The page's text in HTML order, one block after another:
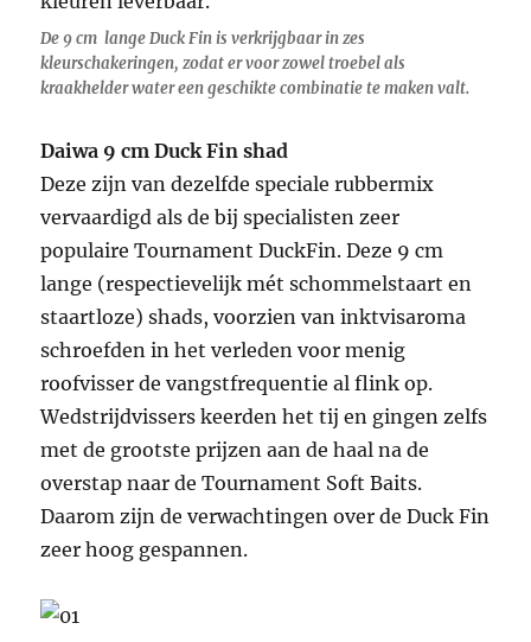
De 9 cm lange Duck Fin is verkrijgbaar in zes
kleurschakeringen, zodat er voor zowel troebel als
kraakhelder water een geschikte combinatie te maken valt.
Daiwa 9 cm Duck Fin shad
Deze zijn van dezelfde speciale rubbermix
vervaardigd als de bij specialisten zeer
populaire Tournament DuckFin. Deze 9 cm
lange (respectievelijk mét schommelstaart en
staartloze) shads, voorzien van inktvisaroma
schroefden in het verleden voor menig
roofvisser de vangstfrequentie al flink op.
Wedstrijdvissers keerden het tij en gingen zelfs
met de grootste prijzen aan de haal na de
overstap naar de Tournament Soft Baits.
Daarom zijn de verwachtingen over de Duck Fin
zeer hoog gespannen.